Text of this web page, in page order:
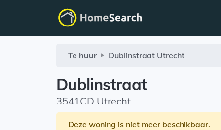
Te huur Dublinstraat Utrecht
Dublinstraat
3541CD Utrecht
Deze woning is niet meer beschikbaar.